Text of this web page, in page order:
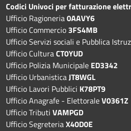
Codici Univoci per fatturazione
Ufficio Ragioneria0AAVY6
Ufficio Commercio 3FS4MB
Ufficio Servizi sociali e Pubblica
Ufficio CulturaCT0YUD
Ufficio Polizia Municipale ED3342
Ufficio UrbanisticaJT8WGL
Ufficio Lavori Pubblici K78PT9
Ufficio Anagrafe - ElettoraleV0361Z
Ufficio Tributi VAMPGD
Ufficio SegreteriaX40D0E